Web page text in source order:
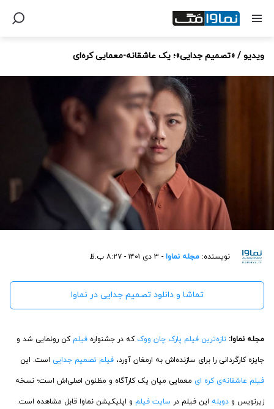
ویدیو / «تصمیم جدایی»؛ یک عاشقانه‌-معمایی کره‌ای
نویسنده: مجله نماوا - ۳ دی ۱۴۰۱ - ۸:۲۷ ب.ظ
تماشا و دانلود تصمیم جدایی در نماوا
مجله نماوا: تازه‌ترین فیلم پارک چان ووک که در جشنواره فیلم کن رونمایی شد و
جایزه کارگردانی را برای سازنده‌اش به ارمغان آورد، فیلم تصمیم جدایی است. این
فیلم عاشقانه‌ی کره ای معمایی‌ میان یک کارآگاه و مظنون اصلی‌اش است؛ نسخه
زیرنویس و دوبله این فیلم در سایت فیلم و اپلیکیشن نماوا قابل مشاهده است.